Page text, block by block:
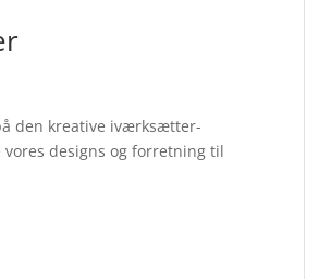
den kreative iværksætter-
designs og forretning til